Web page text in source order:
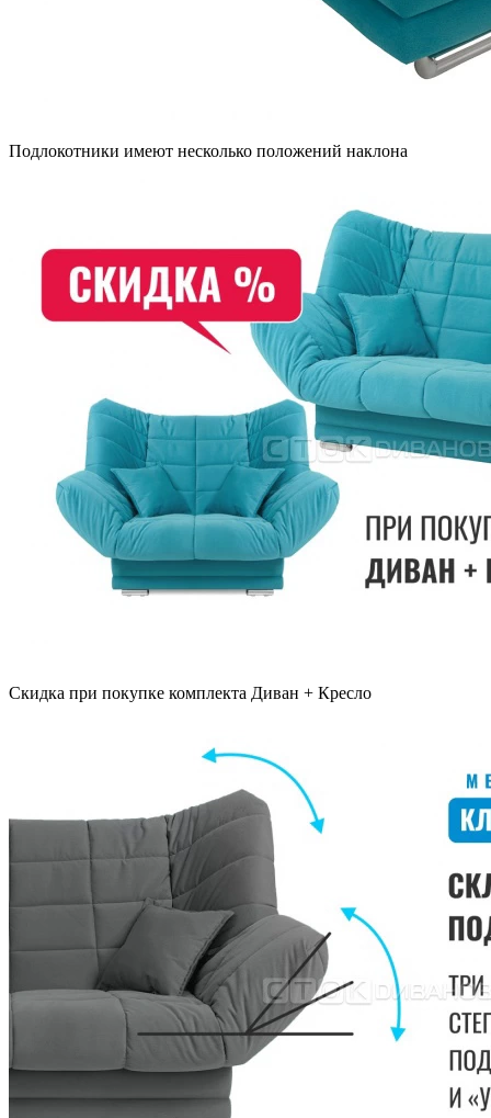
Подлокотники имеют несколько положений наклона
Скидка при покупке комплекта Диван + Кресло